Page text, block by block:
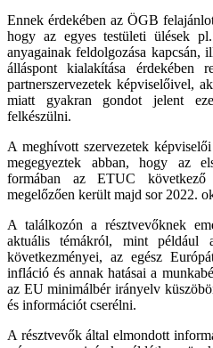
Ennek érdekében az ÖGB
hogy az egyes testületi ülések
anyagainak feldolgozása kapcsán,
álláspont kialakítása érdekében
partnerszervezetek képviselőivel,
miatt gyakran gondot jelent
felkészülni.
A meghívott szervezetek
megegyeztek abban, hogy az
formában az ETUC következő
megelőzően került majd sor 2022.
A találkozón a résztvevőknek
aktuális témákról, mint például
következményei, az egész
infláció és annak hatásai a
az EU minimálbér irányelv
és információt cserélni.
A résztvevők által elmondott